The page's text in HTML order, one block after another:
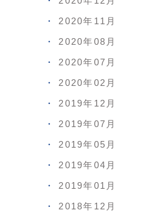
2020年11月
2020年08月
2020年07月
2020年02月
2019年12月
2019年07月
2019年05月
2019年04月
2019年01月
2018年12月